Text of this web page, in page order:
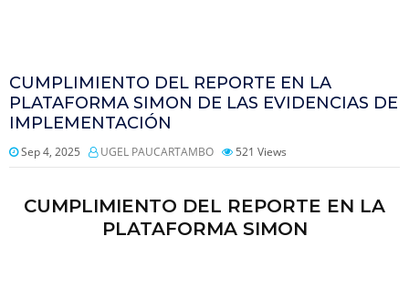
CUMPLIMIENTO DEL REPORTE EN LA
PLATAFORMA SIMON DE LAS EVIDENCIAS DE
IMPLEMENTACIÓN
Sep 4, 2025 UGEL PAUCARTAMBO 521 Views
CUMPLIMIENTO DEL REPORTE EN LA
PLATAFORMA SIMON